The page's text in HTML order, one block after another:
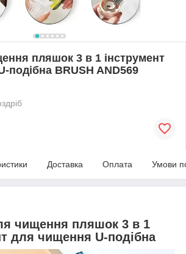
пляшок 3 в 1 інструмент
подібна BRUSH AND569
Доставка Оплата Умови
чищення пляшок 3 в 1
для чищення U-подібна